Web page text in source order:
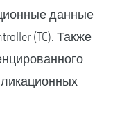
данные
(TC). Также